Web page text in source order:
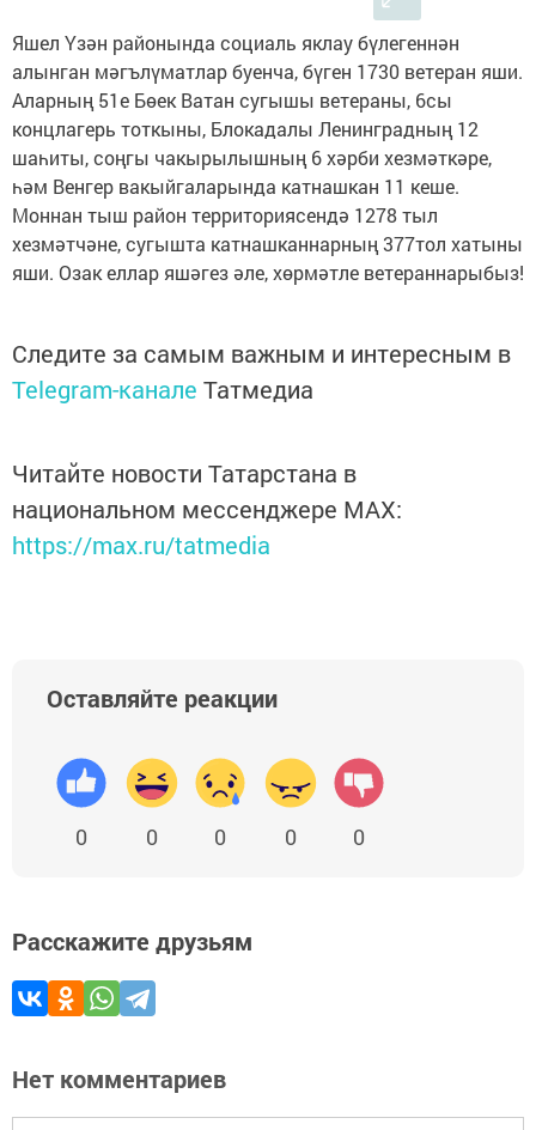
Яшел Үзән районында социаль яклау бүлегеннән
алынган мәгълүматлар буенча, бүген 1730 ветеран яши.
Аларның 51е Бөек Ватан сугышы ветераны, 6сы
концлагерь тоткыны, Блокадалы Ленинградның 12
шаһиты, соңгы чакырылышның 6 хәрби хезмәткәре,
һәм Венгер вакыйгаларында катнашкан 11 кеше.
Моннан тыш район территориясендә 1278 тыл
хезмәтчәне, сугышта катнашканнарның 377тол хатыны
яши. Озак еллар яшәгез әле, хөрмәтле ветераннарыбыз!
Следите за самым важным и интересным в
Telegram-канале Татмедиа
Читайте новости Татарстана в
национальном мессенджере MАХ:
https://max.ru/tatmedia
Оставляйте реакции
0 0 0 0 0
Расскажите друзьям
Нет комментариев